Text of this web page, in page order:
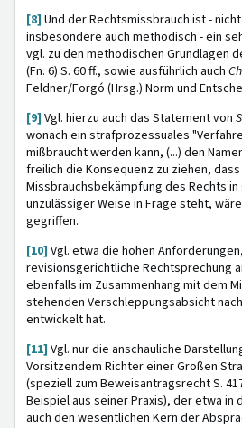
[8] Und der Rechtsmissbrauch ist -
insbesondere auch methodisch - ein
vgl. zu den methodischen Grundlagen
(Fn. 6) S. 60 ff., sowie ausführlich auch
Feldner/Forgó (Hrsg.) Norm und
[9] Vgl. hierzu auch das Statement von
wonach ein strafprozessuales
mißbraucht werden kann, (...) den
freilich die Konsequenz zu ziehen,
Missbrauchsbekämpfung des Rechts
unzulässiger Weise in Frage steht,
gegriffen.
[10] Vgl. etwa die hohen
revisionsgerichtliche Rechtsprechung
ebenfalls im Zusammenhang mit dem
stehenden Verschleppungsabsicht
entwickelt hat.
[11] Vgl. nur die anschauliche
Vorsitzendem Richter einer Großen
(speziell zum Beweisantragsrecht S.
Beispiel aus seiner Praxis), der etwa
auch den wesentlichen Kern der